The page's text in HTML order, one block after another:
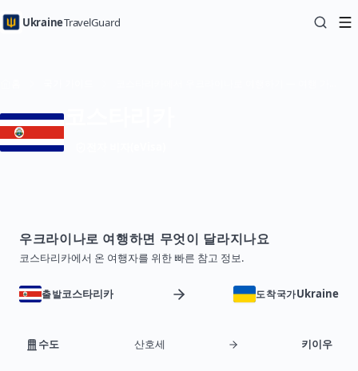
UkraineTravelGuard
우크라이나로 여행하면 무엇이 달라지나요
코스타리카에서 온 여행자를 위한 빠른 참고 정보.
출발코스타리카 도착국가Ukraine
수도 산호세 키이우